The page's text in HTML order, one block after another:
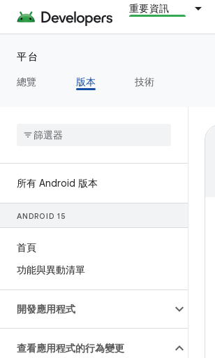
重要資訊
平台
總覽
版本 技術
所有 Android 版本
ANDROID 15
首頁
功能與異動清單
開發應用程式
查看應用程式的行為變更